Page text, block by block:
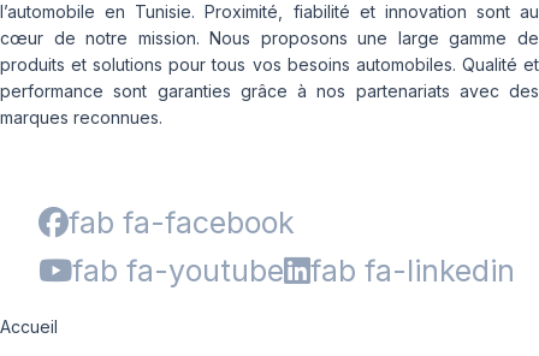
l’automobile en Tunisie. Proximité, fiabilité et innovation sont au
cœur de notre mission. Nous proposons une large gamme de
produits et solutions pour tous vos besoins automobiles. Qualité et
performance sont garanties grâce à nos partenariats avec des
marques reconnues.
fab fa-facebook
fab fa-youtube
fab fa-linkedin
Accueil